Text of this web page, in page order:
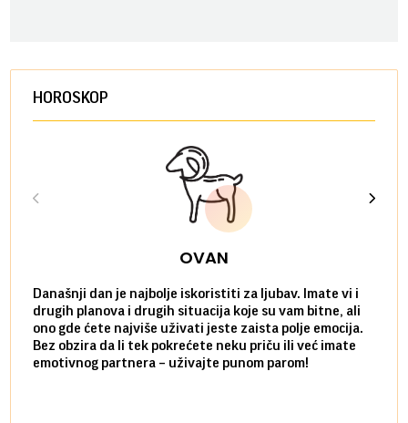
HOROSKOP
OVAN
Današnji dan je najbolje iskoristiti za ljubav. Imate vi i
drugih planova i drugih situacija koje su vam bitne, ali
ono gde ćete najviše uživati jeste zaista polje emocija.
Bez obzira da li tek pokrećete neku priču ili već imate
emotivnog partnera – uživajte punom parom!